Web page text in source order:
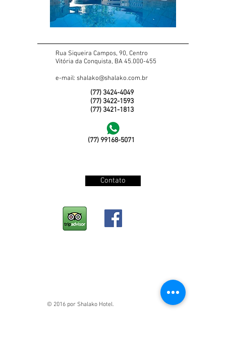
Rua Siqueira Campos, 90, Centro
Vitória da Conquista, BA 45.000-455
e-mail: shalako@shalako.com.br
(77) 3424-4049
(77) 3422-1593
(77) 3421-1813
(77) 99168-5071
Contato
© 2016 por Shalako Hotel.